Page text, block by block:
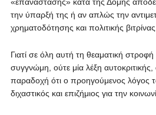
την ύπαρξή της ή αν απλώς την
χρηματοδότησης και πολιτικής βιτρίνας.
Γιατί σε όλη αυτή τη θεαματική
συγγνώμη, ούτε μία λέξη
παραδοχή ότι ο προηγούμενος λόγος
διχαστικός και επιζήμιος για την